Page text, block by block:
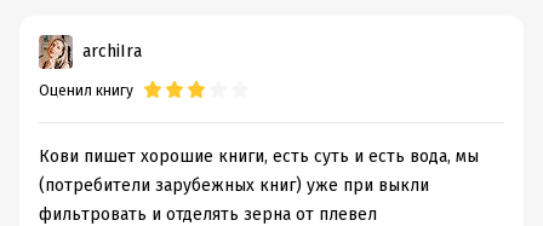
archiIra
Оценил книгу
Кови пишет хорошие книги, есть суть и есть вода, мы
(потребители зарубежных книг) уже при выкли
фильтровать и отделять зерна от плевел